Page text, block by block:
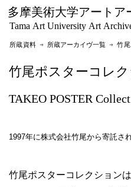
多摩美術大学アートア
Tama Art University Art
所蔵資料 → 所蔵アーカイヴ一覧 → 竹尾
竹尾ポスターコレ
TAKEO POSTER
1997年に株式会社竹尾から寄託さ
竹尾ポスターコレクション